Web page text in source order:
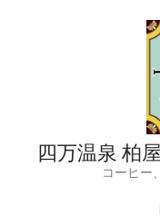
四万温泉 柏
コーヒー